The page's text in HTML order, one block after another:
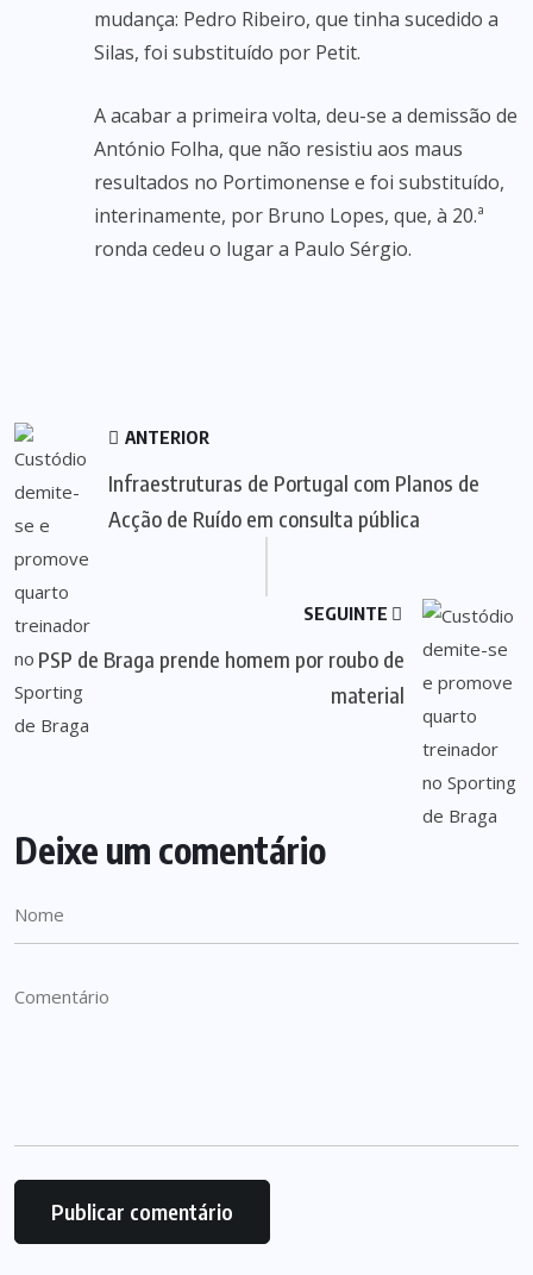
mudança: Pedro Ribeiro, que tinha sucedido a
Silas, foi substituído por Petit.
A acabar a primeira volta, deu-se a demissão de
António Folha, que não resistiu aos maus
resultados no Portimonense e foi substituído,
interinamente, por Bruno Lopes, que, à 20.ª
ronda cedeu o lugar a Paulo Sérgio.
ANTERIOR
Infraestruturas de Portugal com Planos de
Acção de Ruído em consulta pública
SEGUINTE
PSP de Braga prende homem por roubo de
material
Deixe um comentário